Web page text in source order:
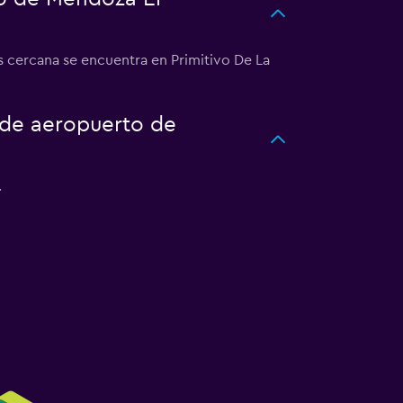
se encuentra en Primitivo De La
aeropuerto de